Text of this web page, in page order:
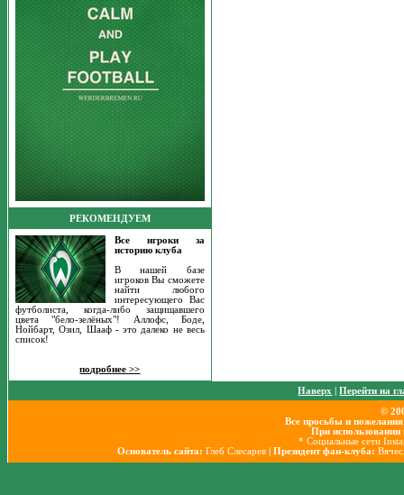
РЕКОМЕНДУЕМ
Все игроки за
историю клуба
В нашей базе
игроков Вы сможете
найти любого
интересующего Вас
футболиста, когда-либо защищавшего
цвета "бело-зелёных"! Аллофс, Боде,
Нойбарт, Озил, Шааф - это далеко не весь
список!
подробнее >>
Наверх |Перейти на
©
Все просьбы и
При использовании
* Социальные сети
Основатель сайта: Глеб Слесарев | Президент фан-клуба: